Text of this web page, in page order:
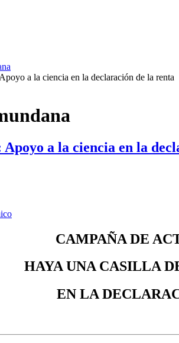
a la ciencia en la declaración de la renta
a la ciencia en la
CAMPAÑA DE
HAYA UNA CASILLA
EN LA